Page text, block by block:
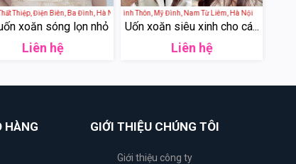
Điện Biên, Ba Đình, Hà Nội, Việt Nam
xoăn sóng lọn nhỏ
Liên hệ
COOL Hair Salon - 15 Đình Thôn, Mỹ Đình, Nam Từ Liêm, Hà Nội
Uốn xoăn siêu xinh cho cá...
Liên hệ
HÀNG GIỚI THIỆU CHÚNG TÔI
Giới thiệu công ty